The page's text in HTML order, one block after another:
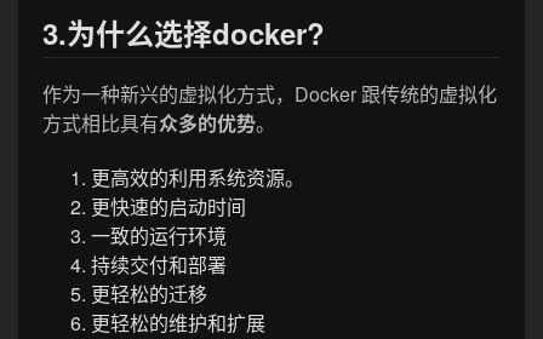
3.为什么选择docker?
作为一种新兴的虚拟化方式，Docker 跟传统的虚拟化
方式相比具有众多的优势。
更高效的利用系统资源。
更快速的启动时间
一致的运行环境
持续交付和部署
更轻松的迁移
更轻松的维护和扩展